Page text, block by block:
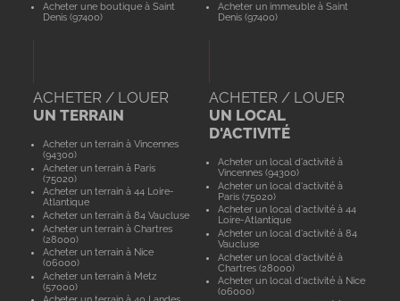
Acheter une boutique à Saint
Denis (97400)
Acheter un immeuble à Saint
Denis (97400)
ACHETER / LOUER
UN TERRAIN
Acheter un terrain à Vincennes
(94300)
Acheter un terrain à Paris
(75020)
Acheter un terrain à 44 Loire-
Atlantique
Acheter un terrain à 84 Vaucluse
Acheter un terrain à Chartres
(28000)
Acheter un terrain à Nice
(06000)
Acheter un terrain à Metz
(57000)
ACHETER / LOUER
UN LOCAL
D'ACTIVITÉ
Acheter un local d'activité à
Vincennes (94300)
Acheter un local d'activité à
Paris (75020)
Acheter un local d'activité à 44
Loire-Atlantique
Acheter un local d'activité à 84
Vaucluse
Acheter un local d'activité à
Chartres (28000)
Acheter un local d'activité à Nice
(06000)